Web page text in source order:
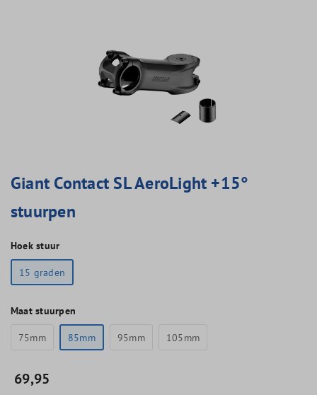
Giant Contact SL AeroLight +15°
stuurpen
Hoek stuur
15 graden
Maat stuurpen
75mm
85mm 95mm 105mm
69,95